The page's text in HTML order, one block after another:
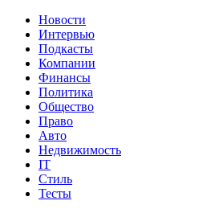
Новости
Интервью
Подкасты
Компании
Финансы
Политика
Общество
Право
Авто
Недвижимость
IT
Стиль
Тесты